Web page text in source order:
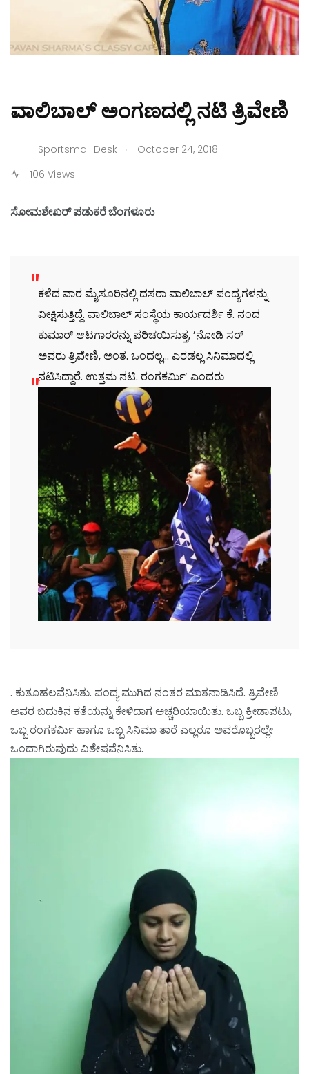
ವಾಲಿಬಾಲ್ ಅಂಗಣದಲ್ಲಿ ನಟಿ ತ್ರಿವೇಣಿ
Sportsmail Desk .
October 24, 2018
106 Views
ಸೋಮಶೇಖರ್ ಪಡುಕರೆ ಬೆಂಗಳೂರು
ಕಳೆದ ವಾರ ಮೈಸೂರಿನಲ್ಲಿ ದಸರಾ ವಾಲಿಬಾಲ್ ಪಂದ್ಯಗಳನ್ನು
ವೀಕ್ಷಿಸುತ್ತಿದ್ದೆ. ವಾಲಿಬಾಲ್ ಸಂಸ್ಥೆಯ ಕಾರ್ಯದರ್ಶಿ ಕೆ. ನಂದ
ಕುಮಾರ್ ಆಟಗಾರರನ್ನು ಪರಿಚಯಿಸುತ್ತ, ’ನೋಡಿ ಸರ್
ಅವರು ತ್ರಿವೇಣಿ, ಅಂತ. ಒಂದಲ್ಲ… ಎರಡಲ್ಲ ಸಿನಿಮಾದಲ್ಲಿ
ನಟಿಸಿದ್ದಾರೆ. ಉತ್ತಮ ನಟಿ. ರಂಗಕರ್ಮಿ’ ಎಂದರು
. ಕುತೂಹಲವೆನಿಸಿತು. ಪಂದ್ಯ ಮುಗಿದ ನಂತರ ಮಾತನಾಡಿಸಿದೆ. ತ್ರಿವೇಣಿ
ಅವರ ಬದುಕಿನ ಕತೆಯನ್ನು ಕೇಳಿದಾಗ ಅಚ್ಚರಿಯಾಯಿತು. ಒಬ್ಬ ಕ್ರೀಡಾಪಟು,
ಒಬ್ಬ ರಂಗಕರ್ಮಿ ಹಾಗೂ ಒಬ್ಬ ಸಿನಿಮಾ ತಾರೆ ಎಲ್ಲರೂ ಅವರೊಬ್ಬರಲ್ಲೇ
ಒಂದಾಗಿರುವುದು ವಿಶೇಷವೆನಿಸಿತು.